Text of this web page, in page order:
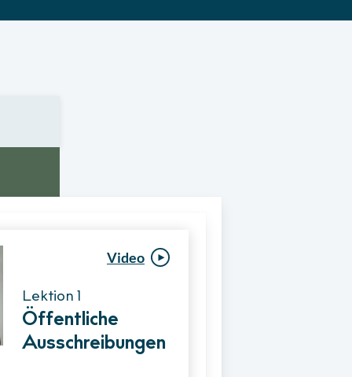
Video
Lektion 1
Öffentliche
AusschreibungenVergabeverfahre